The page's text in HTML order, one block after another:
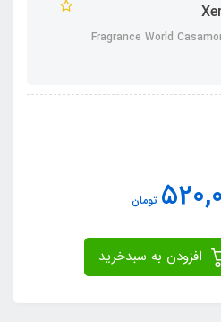
Fragrance World
تومان